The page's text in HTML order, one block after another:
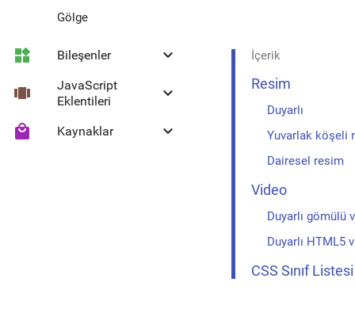
Gölge
widgets Bileşenler keyboard_arrow_down
Ripple Efekti
Buton
view_carousel
JavaScript
Eklentileri
keyboard_arrow_down
Collapse
local_mall Kaynaklar keyboard_arrow_down
İçerik
Resim
Duyarlı
Yuvarlak köşeli
Dairesel resim
Video
Duyarlı gömülü
Duyarlı HTML5
CSS Sınıf Listesi